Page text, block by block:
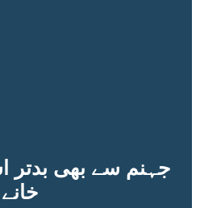
جہنم سے بھی بدتر
خانے